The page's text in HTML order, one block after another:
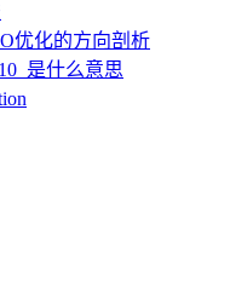
优化的方向剖析
是什么意思